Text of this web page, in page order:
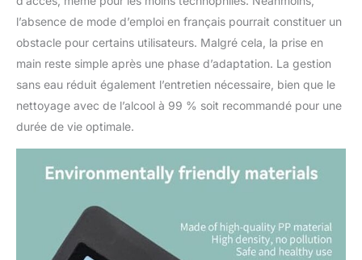
l’absence de mode d’emploi en français pourrait constituer un
obstacle pour certains utilisateurs. Malgré cela, la prise en
main reste simple après une phase d’adaptation. La gestion
sans eau réduit également l’entretien nécessaire, bien que le
nettoyage avec de l’alcool à 99 % soit recommandé pour une
durée de vie optimale.